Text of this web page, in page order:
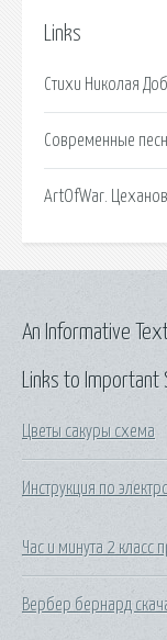
Links
Стихи Николая
Современные
ArtOfWar.
Links to Important
Цветы сакуры схема
Инструкция по
Час и минута 2 класс
Вербер бернард
An Informative